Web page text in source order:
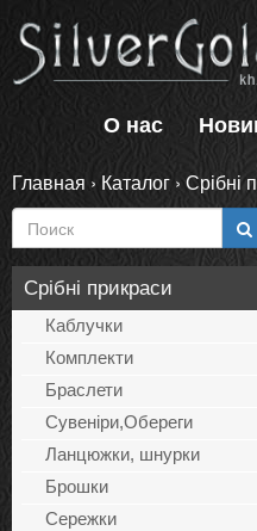
О нас
Главная › Каталог › Срібні
Срібні прикраси
Каблучки
Комплекти
Браслети
Сувеніри,Обереги
Ланцюжки, шнурки
Брошки
Сережки